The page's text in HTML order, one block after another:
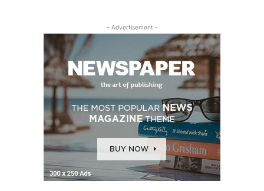
- Advertisement -